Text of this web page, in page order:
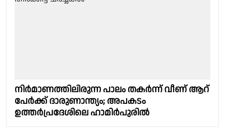
നിർമാണത്തിലിരുന്ന പാലം തകർന്ന് വീണ് ആറ്
പേർക്ക് ദാരുണാന്ത്യം; അപകടം
ഉത്തർപ്രദേശിലെ ഹാമിർപുരിൽ